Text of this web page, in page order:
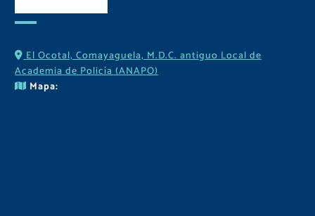
El Ocotal, Comayaguela, M.D.C. antiguo Local de
Academia de Policía (ANAPO)
Mapa: